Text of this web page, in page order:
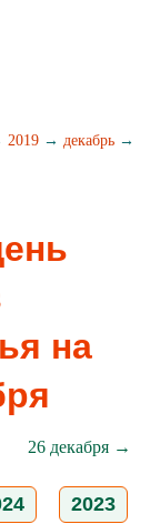
2019 → декабрь →
на
26 декабря →
2023